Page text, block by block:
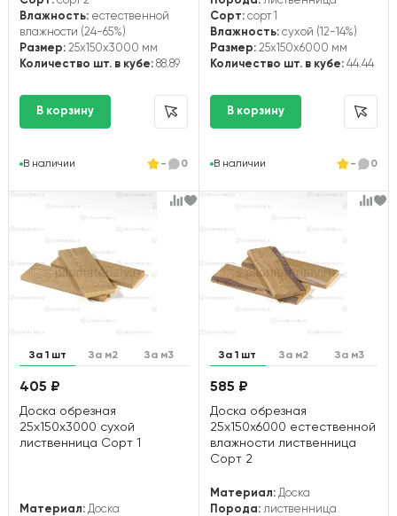
Влажность: естественной
влажности (24-65%)
Размер: 25x150x3000 мм
Количество шт. в кубе: 88.89
В наличии - 0
Сорт:сорт 1
Влажность:сухой (12-14%)
Размер:25x150x6000 мм
Количество шт. в кубе:44.44
В наличии - 0
За 1 шт За м2 За м3
405 ₽
Доска обрезная
25х150х3000 сухой
лиственница Сорт 1
Материал: Доска
За 1 шт За м2 За м3
585 ₽
Доска обрезная
25х150х6000 естественной
влажности лиственница
Сорт 2
Материал:Доска
Порода:лиственница